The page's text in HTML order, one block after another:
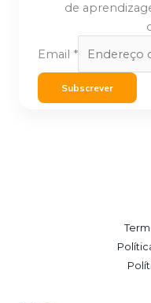
de
Email *
Subscrever